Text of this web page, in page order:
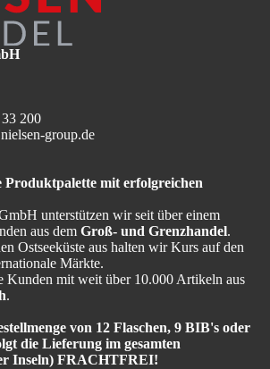
200
group.de
Produktpalette mit erfolgreichen
unterstützen wir seit über einem
aus dem Groß- und Grenzhandel.
Ostseeküste aus halten wir Kurs auf den
Märkte.
Kunden mit weit über 10.000 Artikeln aus
.
von 12 Flaschen, 9 BIB's oder
die Lieferung im gesamten
Inseln) FRACHTFREI!